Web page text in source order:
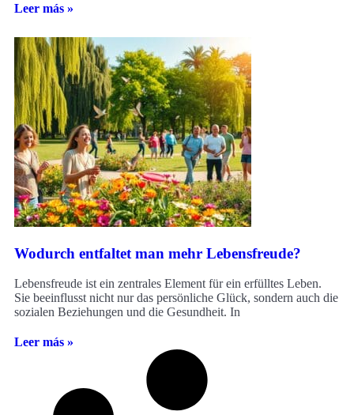
Leer más »
Wodurch entfaltet man mehr Lebensfreude?
Lebensfreude ist ein zentrales Element für ein erfülltes Leben.
Sie beeinflusst nicht nur das persönliche Glück, sondern auch die
sozialen Beziehungen und die Gesundheit. In
Leer más »